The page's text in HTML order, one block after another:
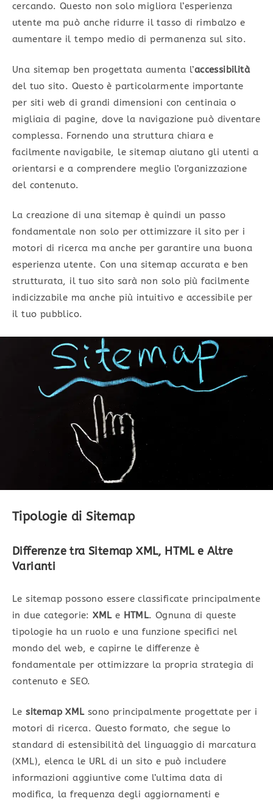
cercando. Questo non solo migliora l’esperienza
utente ma può anche ridurre il tasso di rimbalzo e
aumentare il tempo medio di permanenza sul sito.
Una sitemap ben progettata aumenta l’accessibilità
del tuo sito. Questo è particolarmente importante
per siti web di grandi dimensioni con centinaia o
migliaia di pagine, dove la navigazione può diventare
complessa. Fornendo una struttura chiara e
facilmente navigabile, le sitemap aiutano gli utenti a
orientarsi e a comprendere meglio l’organizzazione
del contenuto.
La creazione di una sitemap è quindi un passo
fondamentale non solo per ottimizzare il sito per i
motori di ricerca ma anche per garantire una buona
esperienza utente. Con una sitemap accurata e ben
strutturata, il tuo sito sarà non solo più facilmente
indicizzabile ma anche più intuitivo e accessibile per
il tuo pubblico.
Tipologie di Sitemap
Differenze tra Sitemap XML, HTML e Altre
Varianti
Le sitemap possono essere classificate principalmente
in due categorie:XMLe HTML. Ognuna di queste
tipologie ha un ruolo e una funzione specifici nel
mondo del web, e capirne le differenze è
fondamentale per ottimizzare la propria strategia di
contenuto e SEO.
Lesitemap XMLsono principalmente progettate per i
motori di ricerca. Questo formato, che segue lo
standard di estensibilità del linguaggio di marcatura
(XML), elenca le URL di un sito e può includere
informazioni aggiuntive come l’ultima data di
modifica, la frequenza degli aggiornamenti e